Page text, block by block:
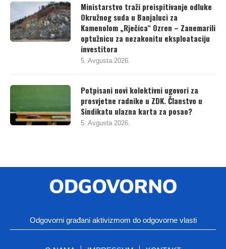
Ministarstvo traži preispitivanje odluke
Okružnog suda u Banjaluci za
Kamenolom „Rječica“ Ozren – Zanemarili
optužnicu za nezakonitu eksploataciju
investitora
5. Avgusta 2026.
Potpisani novi kolektivni ugovori za
prosvjetne radnike u ZDK. Članstvo u
Sindikatu ulazna karta za posao?
5. Avgusta 2026.
Odgovorni građani aktivizmom do odgovorne vlasti